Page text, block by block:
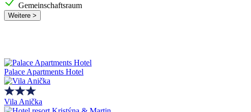
Gemeinschaftsraum
Weitere >
Palace Apartments Hotel
Vila Anička